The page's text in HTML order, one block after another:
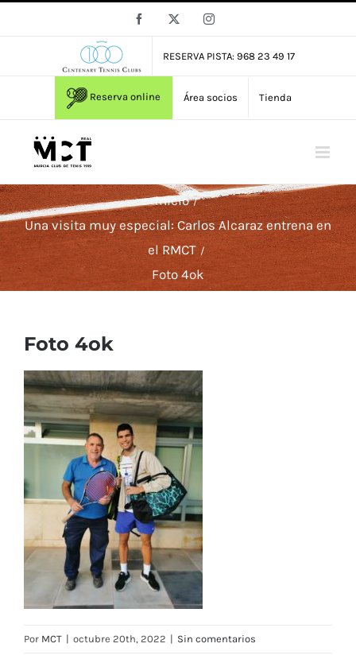
Facebook Instagram
RESERVA PISTA: 968 23 49 17
Reserva online Área socios Tienda
Inicio
Una visita muy especial: Carlos Alcaraz entrena en
el RMCT
Foto 4ok
Foto 4ok
Por MCT | octubre 20th, 2022 | Sin comentarios